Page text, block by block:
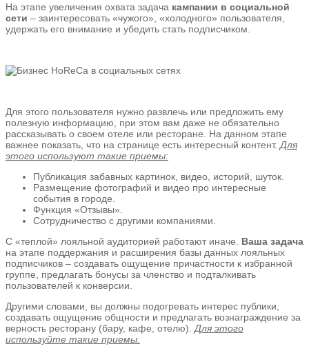
На этапе увеличения охвата задача кампании в социальной
сети – заинтересовать «чужого», «холодного» пользователя,
удержать его внимание и убедить стать подписчиком.
Для этого пользователя нужно развлечь или предложить ему
полезную информацию, при этом вам даже не обязательно
рассказывать о своем отеле или ресторане. На данном этапе
важнее показать, что на странице есть интересный контент. Для
этого используют такие приемы:
Публикация забавных картинок, видео, историй, шуток.
Размещение фотографий и видео про интересные
события в городе.
Функция «Отзывы».
Сотрудничество с другими компаниями.
С «теплой» лояльной аудиторией работают иначе. Ваша задача
на этапе поддержания и расширения базы данных лояльных
подписчиков – создавать ощущение причастности к избранной
группе, предлагать бонусы за членство и подталкивать
пользователей к конверсии.
Другими словами, вы должны подогревать интерес публики,
создавать ощущение общности и предлагать вознаграждение за
верность ресторану (бару, кафе, отелю). Для этого
используйте такие приемы: